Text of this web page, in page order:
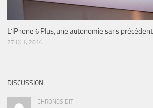
L’iPhone 6 Plus, une autonomie sans précédent
27 OCT, 2014
DISCUSSION
CHRONOS DIT